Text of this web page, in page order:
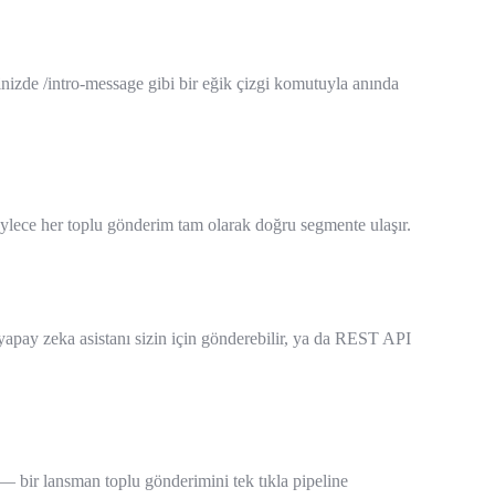
/intro-message gibi bir eğik çizgi komutuyla anında
her toplu gönderim tam olarak doğru segmente ulaşır.
zeka asistanı sizin için gönderebilir, ya da REST API
— bir lansman toplu gönderimini tek tıkla pipeline